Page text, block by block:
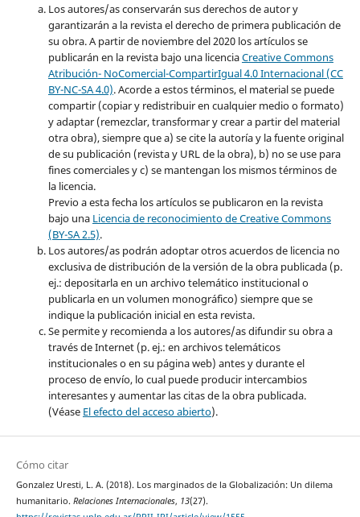
Los autores/as conservarán sus derechos de autor y
garantizarán a la revista el derecho de primera publicación de
su obra. A partir de noviembre del 2020 los artículos se
publicarán en la revista bajo una licenciaCreative Commons
Atribución- NoComercial-CompartirIgual 4.0 Internacional (CC
BY-NC-SA 4.0). Acorde a estos términos, el material se puede
compartir (copiar y redistribuir en cualquier medio o formato)
y adaptar (remezclar, transformar y crear a partir del material
otra obra), siempre que a) se cite la autoría y la fuente original
de su publicación (revista y URL de la obra), b) no se use para
fines comerciales y c) se mantengan los mismos términos de
la licencia.
Previo a esta fecha los artículos se publicaron en la revista
bajo una Licencia de reconocimiento de Creative Commons
(BY-SA 2.5).
Los autores/as podrán adoptar otros acuerdos de licencia no
exclusiva de distribución de la versión de la obra publicada (p.
ej.: depositarla en un archivo telemático institucional o
publicarla en un volumen monográfico) siempre que se
indique la publicación inicial en esta revista.
Se permite y recomienda a los autores/as difundir su obra a
través de Internet (p. ej.: en archivos telemáticos
institucionales o en su página web) antes y durante el
proceso de envío, lo cual puede producir intercambios
interesantes y aumentar las citas de la obra publicada.
(Véase El efecto del acceso abierto).
Cómo citar
Gonzalez Uresti, L. A. (2018). Los marginados de la Globalización: Un dilema
humanitario. Relaciones Internacionales, 13(27).